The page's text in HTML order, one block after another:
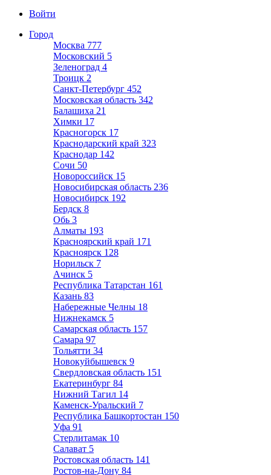
Войти
Город
Москва 777
Московский 5
Зеленоград 4
Троицк 2
Санкт-Петербург 452
Московская область 342
Балашиха 21
Химки 17
Красногорск 17
Краснодарский край 323
Краснодар 142
Сочи 50
Новороссийск 15
Новосибирская область 236
Новосибирск 192
Бердск 8
Обь 3
Алматы 193
Красноярский край 171
Красноярск 128
Норильск 7
Ачинск 5
Республика Татарстан 161
Казань 83
Набережные Челны 18
Нижнекамск 5
Самарская область 157
Самара 97
Тольятти 34
Новокуйбышевск 9
Свердловская область 151
Екатеринбург 84
Нижний Тагил 14
Каменск-Уральский 7
Республика Башкортостан 150
Уфа 91
Стерлитамак 10
Салават 5
Ростовская область 141
Ростов-на-Дону 84